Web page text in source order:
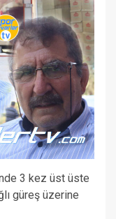
3 kez üst üste
güreş üzerine